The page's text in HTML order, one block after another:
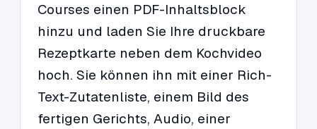
Courses einen PDF-Inhaltsblock
hinzu und laden Sie Ihre druckbare
Rezeptkarte neben dem Kochvideo
hoch. Sie können ihn mit einer Rich-
Text-Zutatenliste, einem Bild des
fertigen Gerichts, Audio, einer